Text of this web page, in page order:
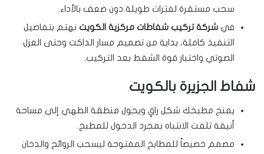
سحب مستقرة لفترات طويلة دون ضعف بالأداء.
في شركة تركيب شفاطات مركزية الكويت نهتم بتفاصيل
التنفيذ كاملة، بداية من تصميم مسار الداكت وحتى العزل
الصوتي واختبار قوة الشفط بعد التركيب.
شفاط الجزيرة بالكويت
يمنح مطبخك شكل راقٍ ويحول منطقة الطهي إلى مساحة
أنيقة تلفت الانتباه بمجرد الدخول للمطبخ.
مصمم خصيصاً للمطابخ المفتوحة ليسحب الروائح والدخان